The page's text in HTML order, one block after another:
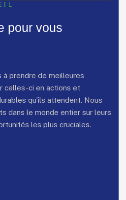
pour vous
à prendre de meilleures
celles-ci en actions et
qu’ils attendent. Nous
dans le monde entier sur leurs
les plus cruciales.